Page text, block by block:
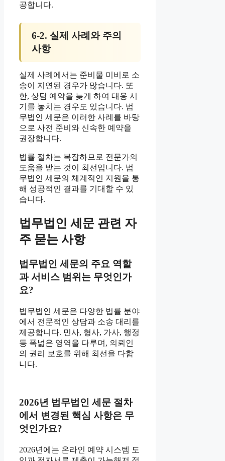
공합니다.
6-2. 실제 사례와 주의
사항
실제 사례에서는 준비물 미비로 소
송이 지연된 경우가 많습니다. 또
한, 상담 예약을 늦게 하여 대응 시
기를 놓치는 경우도 있습니다. 법
무법인 세문은 이러한 사례를 바탕
으로 사전 준비와 신속한 예약을
권장합니다.
법률 절차는 복잡하므로 전문가의
도움을 받는 것이 최선입니다. 법
무법인 세문의 체계적인 지원을 통
해 성공적인 결과를 기대할 수 있
습니다.
법무법인 세문 관련 자
주 묻는 사항
법무법인 세문의 주요 역할
과 서비스 범위는 무엇인가
요?
법무법인 세문은 다양한 법률 분야
에서 전문적인 상담과 소송 대리를
제공합니다. 민사, 형사, 가사, 행정
등 폭넓은 영역을 다루며, 의뢰인
의 권리 보호를 위해 최선을 다합
니다.
2026년 법무법인 세문 절차
에서 변경된 핵심 사항은 무
엇인가요?
2026년에는 온라인 예약 시스템 도